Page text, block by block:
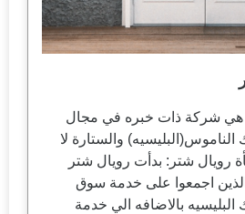
شركة ذات خبره في مجال
والستارة لا
نشأة رويال شتر: بدأت رويال شتر
الذين اجمعوا على خدمة سوق
بالاضافه الي خدمة